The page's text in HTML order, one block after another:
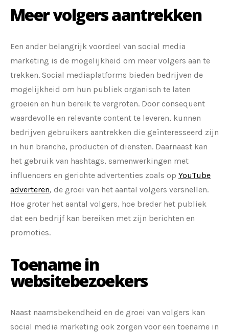
Meer volgers aantrekken
Een ander belangrijk voordeel van social media
marketing is de mogelijkheid om meer volgers aan te
trekken. Social mediaplatforms bieden bedrijven de
mogelijkheid om hun publiek organisch te laten
groeien en hun bereik te vergroten. Door consequent
waardevolle en relevante content te leveren, kunnen
bedrijven gebruikers aantrekken die geïnteresseerd zijn
in hun branche, producten of diensten. Daarnaast kan
het gebruik van hashtags, samenwerkingen met
influencers en gerichte advertenties zoals op YouTube
adverteren, de groei van het aantal volgers versnellen.
Hoe groter het aantal volgers, hoe breder het publiek
dat een bedrijf kan bereiken met zijn berichten en
promoties.
Toename in
websitebezoekers
Naast naamsbekendheid en de groei van volgers kan
social media marketing ook zorgen voor een toename in